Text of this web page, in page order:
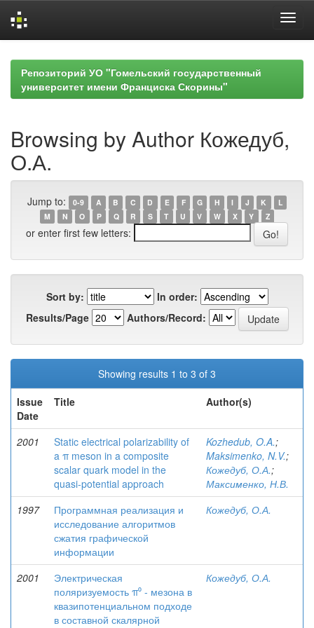
navigationРепозиторий УО "Гомельский государственный
университет имени Франциска Скорины"
Browsing by Author Кожедуб,
О.А.
Jump to: 0-9 A B C D E F G H I J K
L
M
N O P Q R S T U V W X Y Z
or enter first few letters:
Sort by:
In order:
Results/Page
Authors/Record:
Showing results 1 to 3 of 3
Issue
Date
Title Author(s)
2001
Static electrical polarizability of
a π meson in a composite
scalar quark model in the
quasi-potential approach
Kozhedub, O.A.;
Maksimenko, N.V.;
Кожедуб, О.А.;
Максименко, Н.В.
1997
Программная реализация и
исследование алгоритмов
сжатия графической
информации
Кожедуб, О.А.
2001
Электрическая
поляризуемость π⁰ - мезона в
квазипотенциальном подходе
в составной скалярной
Кожедуб, О.А.